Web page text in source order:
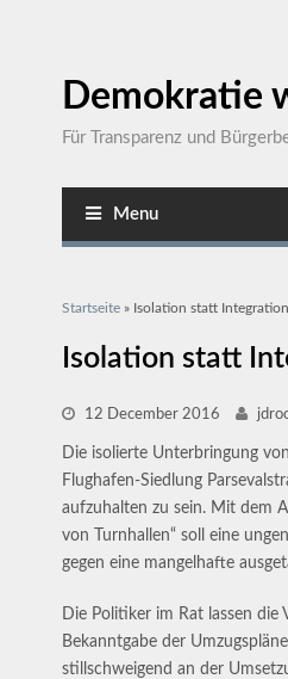
Demokratie
Für Transparenz und
Menu
Sie sind hier
Startseite » Isolation statt Integration
Isolation statt
12 December 2016
Die isolierte Unterbringung
Flughafen-Siedlung
aufzuhalten zu sein. Mit dem
von Turnhallen“ soll eine
gegen eine mangelhafte
Die Politiker im Rat lassen die
Bekanntgabe der
stillschweigend an der